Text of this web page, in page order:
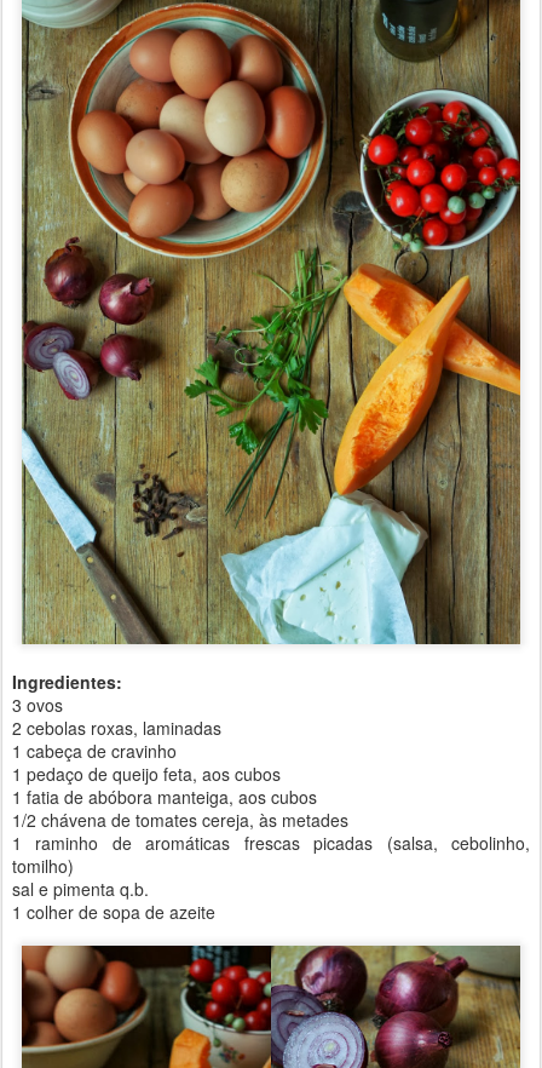
Ingredientes:
3 ovos
2 cebolas roxas, laminadas
1 cabeça de cravinho
1 pedaço de queijo feta, aos cubos
1 fatia de abóbora manteiga, aos cubos
1/2 chávena de tomates cereja, às metades
1 raminho de aromáticas frescas picadas (salsa, cebolinho,
tomilho)
sal e pimenta q.b.
1 colher de sopa de azeite